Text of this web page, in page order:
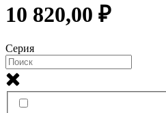
10 820,00 ₽
Серия